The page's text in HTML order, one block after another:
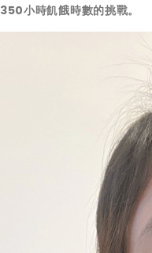
小時飢餓時數的挑戰。